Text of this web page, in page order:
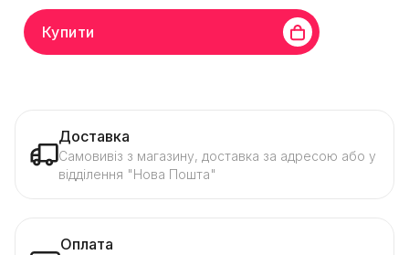
Купити
Доставка
Самовивіз з магазину, доставка за адресою або у
відділення "Нова Пошта"
Оплата